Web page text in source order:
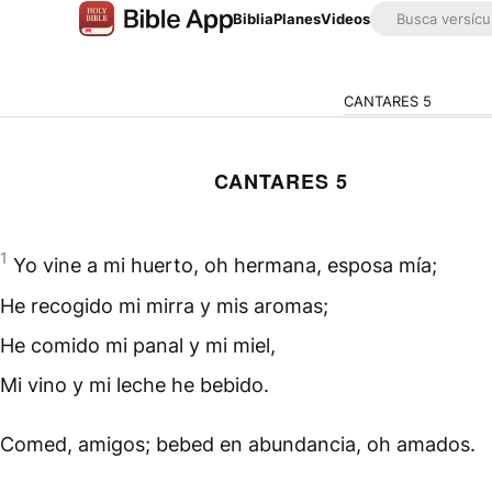
BibliaPlanesVideos
CANTARES 5
CANTARES 5
1 Yo vine a mi huerto, oh hermana, esposa mía;
He recogido mi mirra y mis aromas;
He comido mi panal y mi miel,
Mi vino y mi leche he bebido.
Comed, amigos; bebed en abundancia, oh amados.